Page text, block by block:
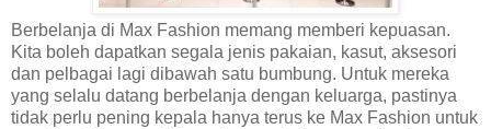
Berbelanja di Max Fashion memang memberi kepuasan.
Kita boleh dapatkan segala jenis pakaian, kasut, aksesori
dan pelbagai lagi dibawah satu bumbung. Untuk mereka
yang selalu datang berbelanja dengan keluarga, pastinya
tidak perlu pening kepala hanya terus ke Max Fashion untuk